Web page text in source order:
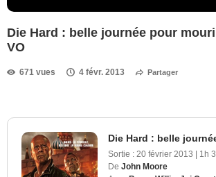
Die Hard : belle journée pour
VO
671 vues 4 févr. 2013 Partager
Die Hard : belle
Sortie : 20 février 2013 | 1h
De John Moore